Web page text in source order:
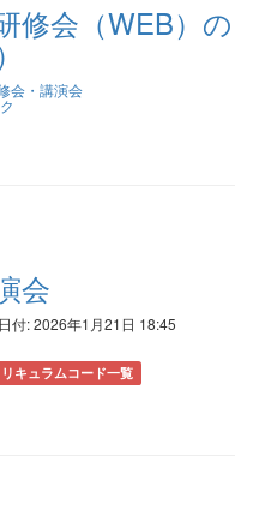
会（WEB）の
会・講演会
会
日付: 2026年1月21日 18:45
キュラムコード一覧